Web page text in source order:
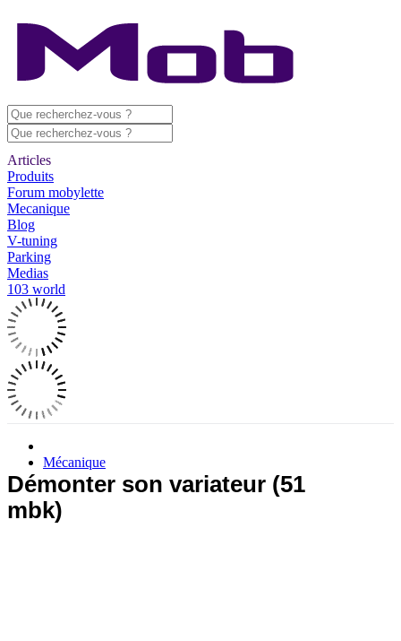
Articles
Produits
Forum mobylette
Mecanique
Blog
V-tuning
Parking
Medias
103 world
Mécanique
Démonter son variateur (51
mbk)